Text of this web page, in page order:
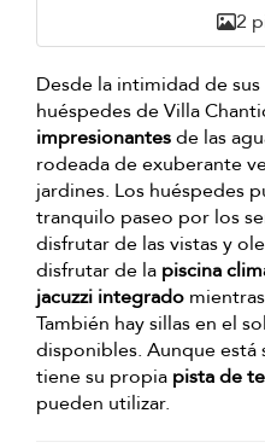
2
Desde la intimidad de
huéspedes de Villa
impresionantesde las
rodeada de exuberante
jardines. Los huéspedes
tranquilo paseo por los
disfrutar de las vistas y
disfrutar de la piscina
jacuzzi integrado
También hay sillas en el
disponibles. Aunque está
tiene su propia pista de
pueden utilizar.